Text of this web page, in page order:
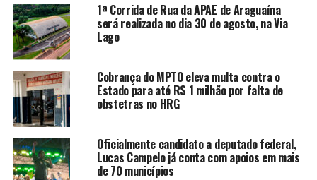
1ª Corrida de Rua da APAE de Araguaína
será realizada no dia 30 de agosto, na Via
Lago
Cobrança do MPTO eleva multa contra o
Estado para até R$ 1 milhão por falta de
obstetras no HRG
Oficialmente candidato a deputado federal,
Lucas Campelo já conta com apoios em mais
de 70 municípios